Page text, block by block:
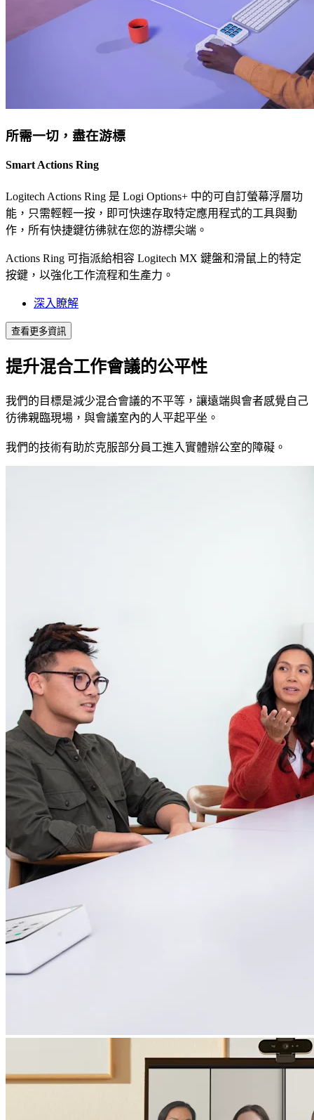
所需一切，盡在游標
Smart Actions Ring
Logitech Actions Ring 是 Logi Options+ 中的可自訂螢幕浮層功
能，只需輕輕一按，即可快速存取特定應用程式的工具與動
作，所有快捷鍵彷彿就在您的游標尖端。
Actions Ring 可指派給相容 Logitech MX 鍵盤和滑鼠上的特定
按鍵，以強化工作流程和生產力。
深入瞭解
查看更多資訊
提升混合工作會議的公平性
我們的目標是減少混合會議的不平等，讓遠端與會者感覺自己
彷彿親臨現場，與會議室內的人平起平坐。
我們的技術有助於克服部分員工進入實體辦公室的障礙。